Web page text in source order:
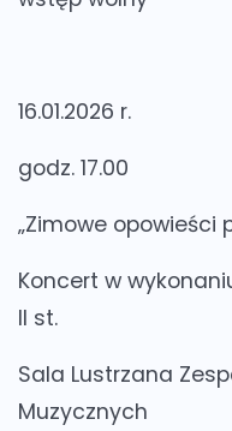
16.01.2026 r.
godz. 17.00
„Zimowe opowieści
Koncert w
II st.
Sala Lustrzana
Muzycznych